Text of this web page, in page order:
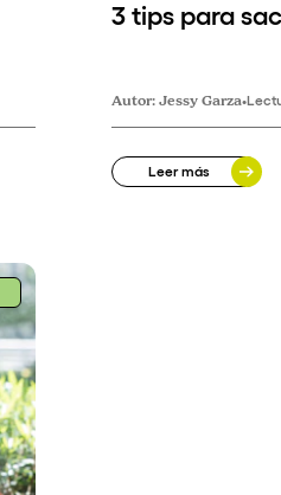
3 tips para
Autor:Jessy Garza•
Leer más